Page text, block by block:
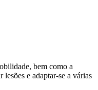
bem como a
e adaptar-se a várias